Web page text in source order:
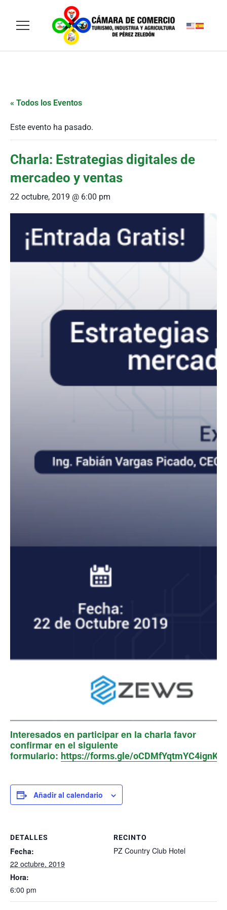
« Todos los Eventos
Este evento ha pasado.
Charla: Estrategias digitales de
mercadeo y ventas
22 octubre, 2019 @ 6:00 pm
Interesados en participar en la charla favor
confirmar en el siguiente
formulario: https://forms.gle/oCDMfYqtmYC4ignK6
Añadir al calendario
DETALLES
Fecha:
22 octubre, 2019
Hora:
6:00 pm
RECINTO
PZ Country Club Hotel